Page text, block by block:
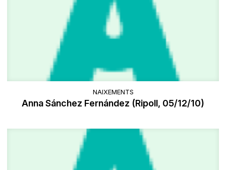
NAIXEMENTS
Anna Sánchez Fernández (Ripoll, 05/12/10)